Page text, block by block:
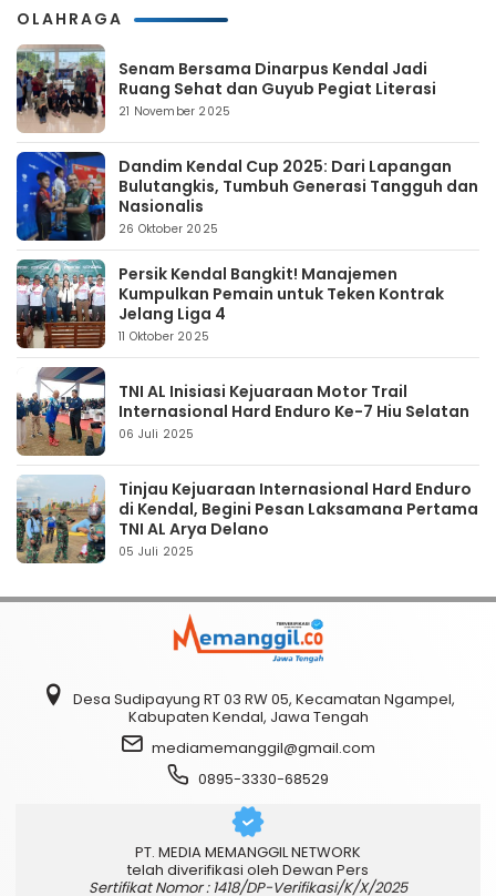
OLAHRAGA
Senam Bersama Dinarpus Kendal Jadi
Ruang Sehat dan Guyub Pegiat Literasi
21 November 2025
Dandim Kendal Cup 2025: Dari Lapangan
Bulutangkis, Tumbuh Generasi Tangguh dan
Nasionalis
26 Oktober 2025
Persik Kendal Bangkit! Manajemen
Kumpulkan Pemain untuk Teken Kontrak
Jelang Liga 4
11 Oktober 2025
TNI AL Inisiasi Kejuaraan Motor Trail
Internasional Hard Enduro Ke-7 Hiu Selatan
06 Juli 2025
Tinjau Kejuaraan Internasional Hard Enduro
di Kendal, Begini Pesan Laksamana Pertama
TNI AL Arya Delano
05 Juli 2025
Desa Sudipayung RT 03 RW 05, Kecamatan Ngampel,
Kabupaten Kendal, Jawa Tengah
mediamemanggil@gmail.com
0895-3330-68529
PT. MEDIA MEMANGGIL NETWORK
telah diverifikasi oleh Dewan Pers
Sertifikat Nomor : 1418/DP-Verifikasi/K/X/2025